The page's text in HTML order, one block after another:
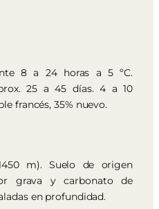
8 a 24 horas a 5 ºC.
25 a 45 días. 4 a 10
francés, 35% nuevo.
m). Suelo de origen
grava y carbonato de
en profundidad.